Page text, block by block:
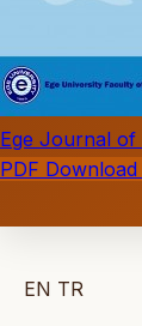
Ege Journal of
PDF Download
EN TR